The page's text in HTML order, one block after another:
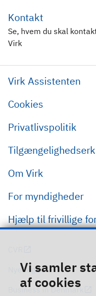
Vi samler
af cookies
Kontakt
Se, hvem du skal
Virk
Virk Assistenten
Cookies
Privatlivspolitik
Om Virk
For myndigheder
Hjælp til frivillige
Nye regler
Business in Denmark